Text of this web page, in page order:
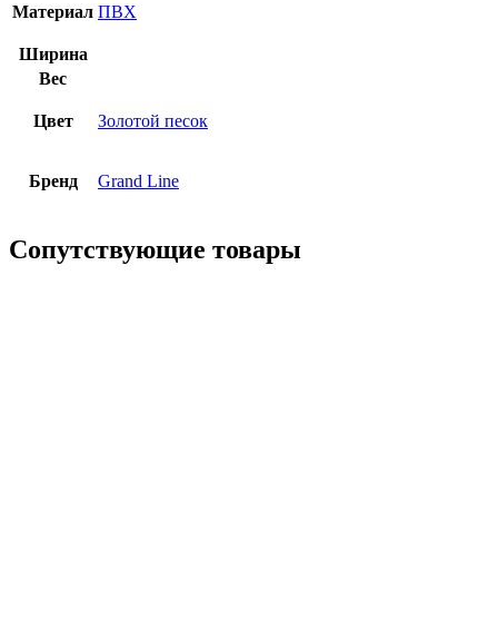
Материал ПВХ
Ширина
Вес
Цвет Золотой песок
Бренд Grand Line
Сопутствующие товары